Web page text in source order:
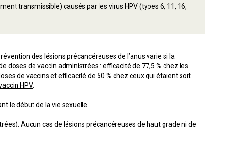
transmissible) causés par les virus HPV (types 6, 11, 16,
des lésions précancéreuses de l’anus varie si la
doses de vaccin administrées : efficacité de 77,5 % chez les
de vaccins et efficacité de 50 % chez ceux qui étaient soit
HPV
le début de la vie sexuelle.
Aucun cas de lésions précancéreuses de haut grade ni de